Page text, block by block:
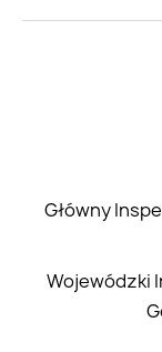
Główny
Wojewódzki